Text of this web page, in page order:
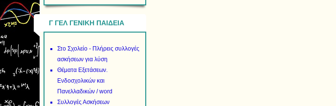
Γ ΓΕΛ ΓΕΝΙΚΗ ΠΑΙΔΕΙΑ
Στο Σχολείο - Πλήρεις συλλογές
ασκήσεων για λύση
Θέματα Εξετάσεων.
Ενδοσχολικών και
Πανελλαδικών / word
Συλλογές Ασκήσεων